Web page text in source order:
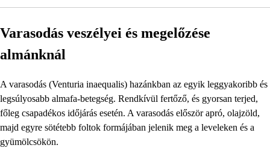
Varasodás veszélyei és megelőzése
almánknál
A varasodás (Venturia inaequalis) hazánkban az egyik leggyakoribb és
legsúlyosabb almafa-betegség. Rendkívül fertőző, és gyorsan terjed,
főleg csapadékos időjárás esetén. A varasodás először apró, olajzöld,
majd egyre sötétebb foltok formájában jelenik meg a leveleken és a
gyümölcsökön.